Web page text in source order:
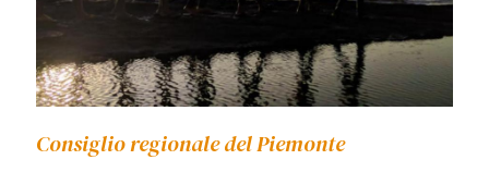
Consiglio regionale del Piemonte